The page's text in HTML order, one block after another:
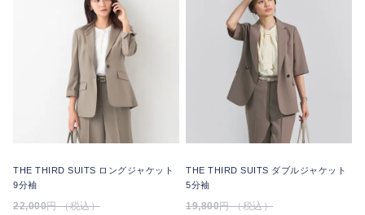
THE THIRD SUITS ロングジャケット
9分袖
22,000円 （税込）
THE THIRD SUITS ダブルジャケット
5分袖
19,800円 （税込）